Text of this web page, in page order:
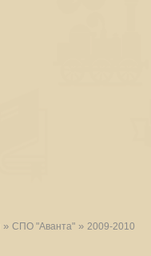
» СПО "Аванта"» 2009-2010